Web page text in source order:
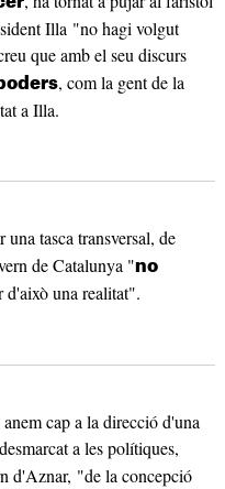
Illa "no hagi volgut
que amb el seu discurs
, com la gent de la
a Illa.
tasca transversal, de
de Catalunya "no
d'això una realitat".
cap a la direcció d'una
a les polítiques,
d'Aznar, "de la concepció